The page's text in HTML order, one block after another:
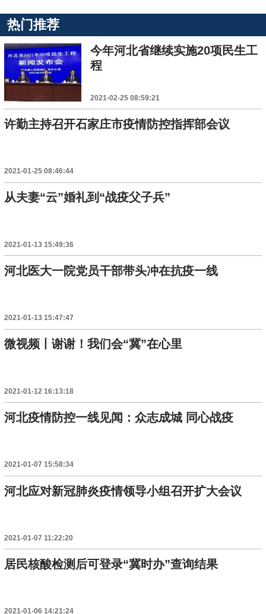
热门推荐
今年河北省继续实施20项民生工
程
2021-02-25 08:59:21
许勤主持召开石家庄市疫情防控指挥部会议
2021-01-25 08:46:44
从夫妻“云”婚礼到“战疫父子兵”
2021-01-13 15:49:36
河北医大一院党员干部带头冲在抗疫一线
2021-01-13 15:47:47
微视频丨谢谢！我们会“冀”在心里
2021-01-12 16:13:18
河北疫情防控一线见闻：众志成城 同心战疫
2021-01-07 15:58:34
河北应对新冠肺炎疫情领导小组召开扩大会议
2021-01-07 11:22:20
居民核酸检测后可登录“冀时办”查询结果
2021-01-06 14:21:24